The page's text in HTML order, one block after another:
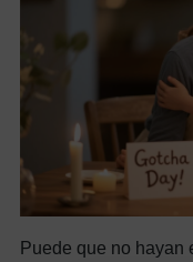
Puede que no hayan